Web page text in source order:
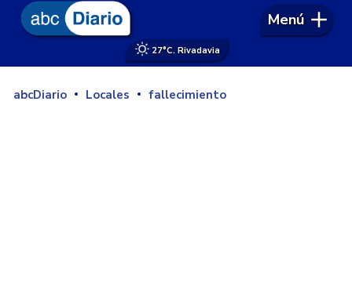
27°C. Rivadavia
Menú
abcDiario Locales fallecimiento